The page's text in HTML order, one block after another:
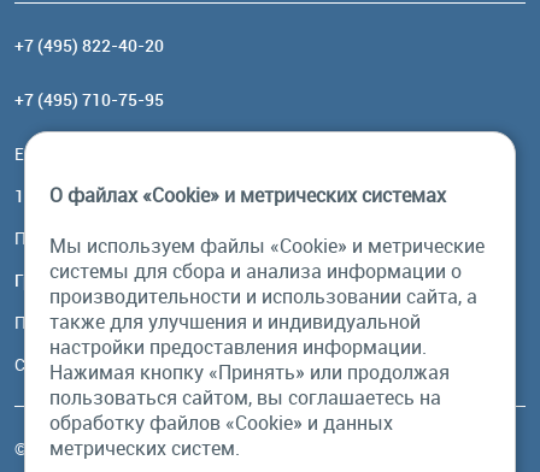
+7 (495) 822-40-20
+7 (495) 710-75-95
Email:
117485, Москва, ул. Профсоюзная, 84/32, корп 1
Посмотреть на карте
График работы
Пн-Пт: с 10:00 до 18:00
Сб, Вс: выходной
© Бурый Медведь MMXXVI. Все права защищены.
О файлах «Cookie» и метрических системах
Мы используем файлы «Cookie» и метрические
системы для сбора и анализа информации о
производительности и использовании сайта, а
также для улучшения и индивидуальной
настройки предоставления информации.
Нажимая кнопку «Принять» или продолжая
пользоваться сайтом, вы соглашаетесь на
обработку файлов «Cookie» и данных
метрических систем.